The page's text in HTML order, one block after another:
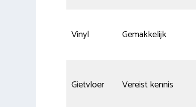
Vinyl Gemakkelijk
Gietvloer Vereist kennis